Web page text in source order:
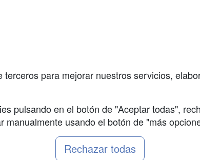
terceros para mejorar nuestros servicios,
pulsando en el botón de "Aceptar todas",
manualmente usando el botón de "más
Rechazar todas